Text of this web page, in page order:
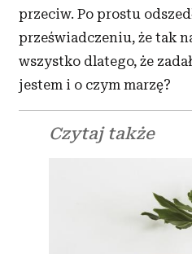
przeciw. Po prostu
przeświadczeniu, że tak
wszystko dlatego, że
jestem i o czym marzę?
Czytaj także